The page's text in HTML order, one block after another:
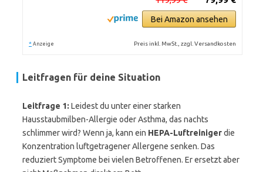
Bei Amazon ansehen
* Anzeige Preis inkl. MwSt., zzgl. Versandkosten
Leitfragen für deine Situation
Leitfrage 1: Leidest du unter einer starken
Hausstaubmilben-Allergie oder Asthma, das nachts
schlimmer wird? Wenn ja, kann ein HEPA-Luftreinigerdie
Konzentration luftgetragener Allergene senken. Das
reduziert Symptome bei vielen Betroffenen. Er ersetzt aber